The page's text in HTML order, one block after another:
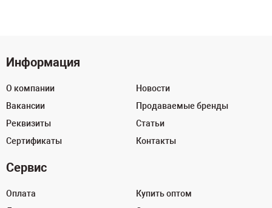
Информация
О компании
Вакансии
Реквизиты
Сертификаты
Новости
Продаваемые бренды
Статьи
Контакты
Сервис
Оплата
Купить оптом